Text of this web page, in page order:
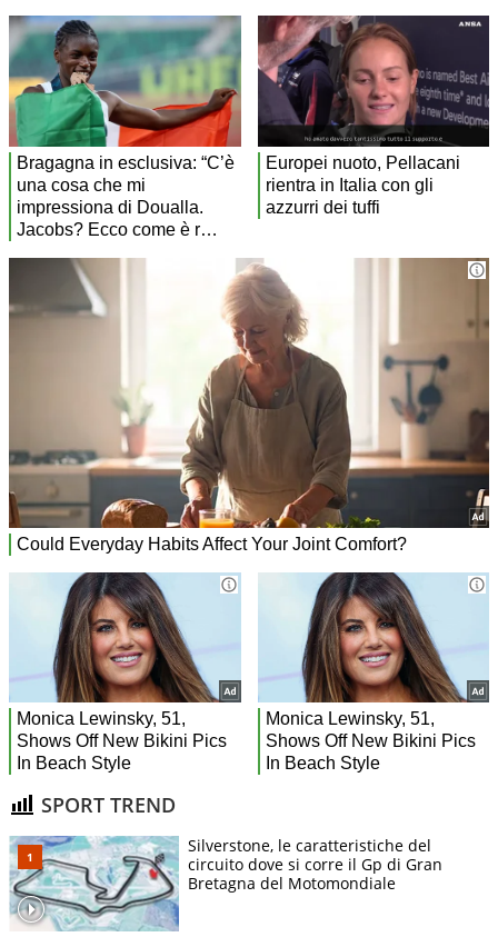
SPORT TREND
Silverstone, le caratteristiche del
circuito dove si corre il Gp di Gran
Bretagna del Motomondiale